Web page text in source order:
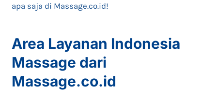
apa saja di Massage.co.id!
Area Layanan Indonesia
Massage dari
Massage.co.id